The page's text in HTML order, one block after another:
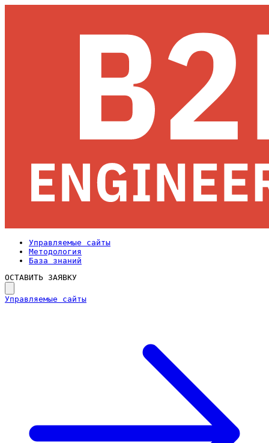
Управляемые сайты
Методология
База знаний
ОСТАВИТЬ ЗАЯВКУ
Управляемые сайты